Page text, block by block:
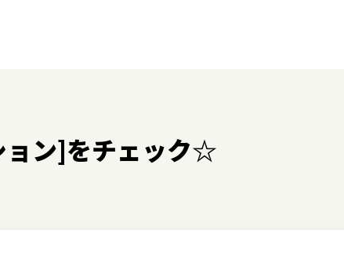
ョン]をチェック☆